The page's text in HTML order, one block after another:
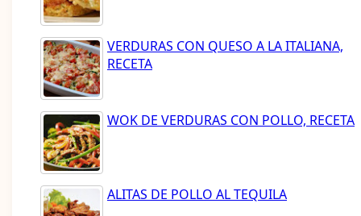
VERDURAS CON QUESO A LA ITALIANA,
RECETA
WOK DE VERDURAS CON POLLO, RECETA
ALITAS DE POLLO AL TEQUILA